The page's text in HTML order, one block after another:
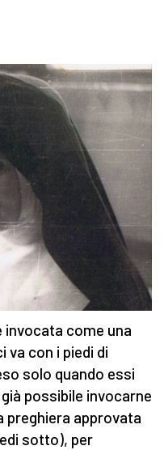
invocata come una
va con i piedi di
solo quando essi
possibile invocarne
preghiera approvata
sotto), per